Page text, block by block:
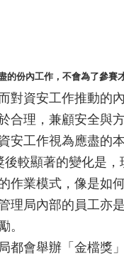
份內工作，不會為了參賽
對資安工作推動的
合理，兼顧安全與
安工作視為應盡的
較顯著的變化是
作業模式，像是如
理局內部的員工亦
。
都會舉辦「金檔獎